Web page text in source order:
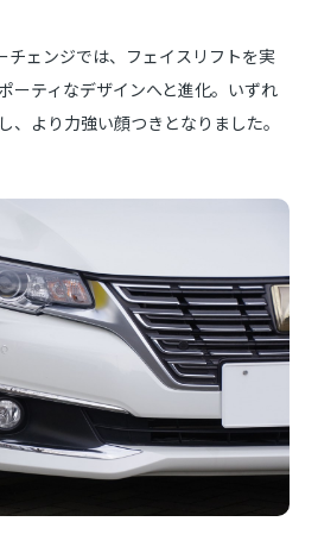
チェンジでは、フェイスリフトを実
ーティなデザインへと進化。いずれ
、より力強い顔つきとなりました。